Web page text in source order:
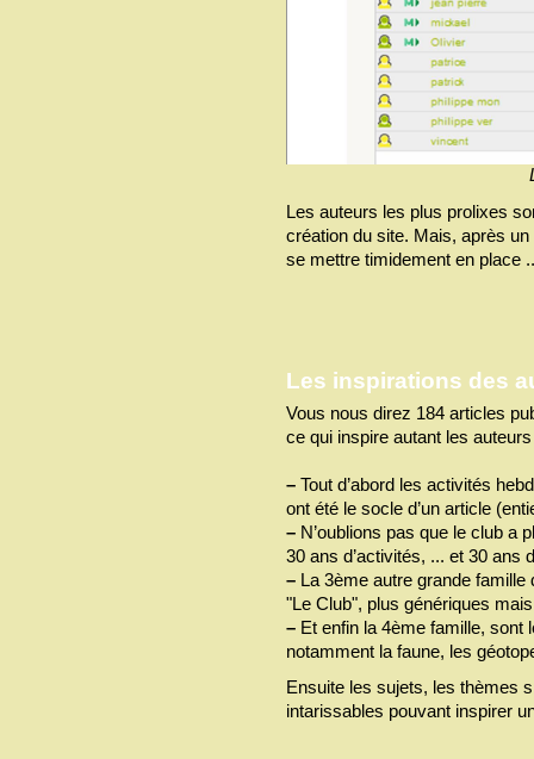
Les auteurs les plus prolixes
création du site. Mais, après
se mettre timidement en place
Les inspirations des
Vous nous direz 184 articles
ce qui inspire autant les
– Tout d’abord les activités
ont été le socle d’un article
– N’oublions pas que le club a
30 ans d’activités, ... et 30 ans
– La 3ème autre grande
"Le Club", plus génériques
– Et enfin la 4ème famille, sont
notamment la faune, les
Ensuite les sujets, les thèmes
intarissables pouvant inspirer